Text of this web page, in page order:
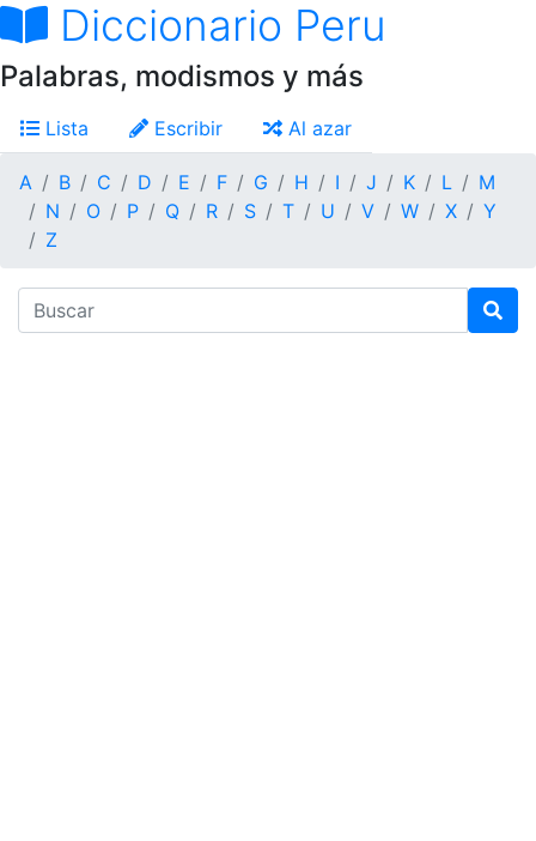
Diccionario Peru
Palabras, modismos y más
Lista Escribir Al azar
A B C D E F G H I J K L
M
N
O P Q R S T U V W X
Y
Z